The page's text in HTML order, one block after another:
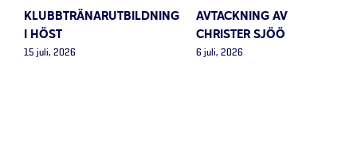
KLUBBTRÄNARUTBILDNING
I HÖST
15 juli, 2026
AVTACKNING AV
CHRISTER SJÖÖ
6 juli, 2026